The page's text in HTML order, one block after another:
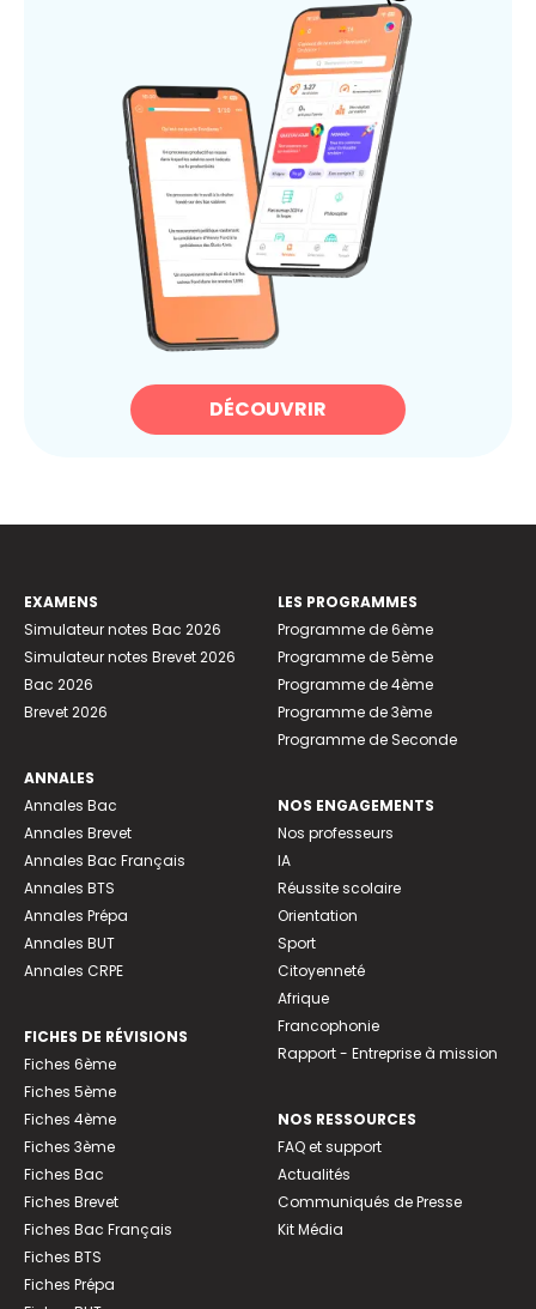
DÉCOUVRIR
EXAMENS
Simulateur notes Bac 2026
Simulateur notes Brevet 2026
Bac 2026
Brevet 2026
ANNALES
Annales Bac
Annales Brevet
Annales Bac Français
Annales BTS
Annales Prépa
Annales BUT
Annales CRPE
FICHES DE RÉVISIONS
Fiches 6ème
Fiches 5ème
Fiches 4ème
Fiches 3ème
Fiches Bac
Fiches Brevet
Fiches Bac Français
Fiches BTS
Fiches Prépa
LES PROGRAMMES
Programme de 6ème
Programme de 5ème
Programme de 4ème
Programme de 3ème
Programme de Seconde
NOS ENGAGEMENTS
Nos professeurs
IA
Réussite scolaire
Orientation
Sport
Citoyenneté
Afrique
Francophonie
Rapport - Entreprise à mission
NOS RESSOURCES
FAQ et support
Actualités
Communiqués de Presse
Kit Média